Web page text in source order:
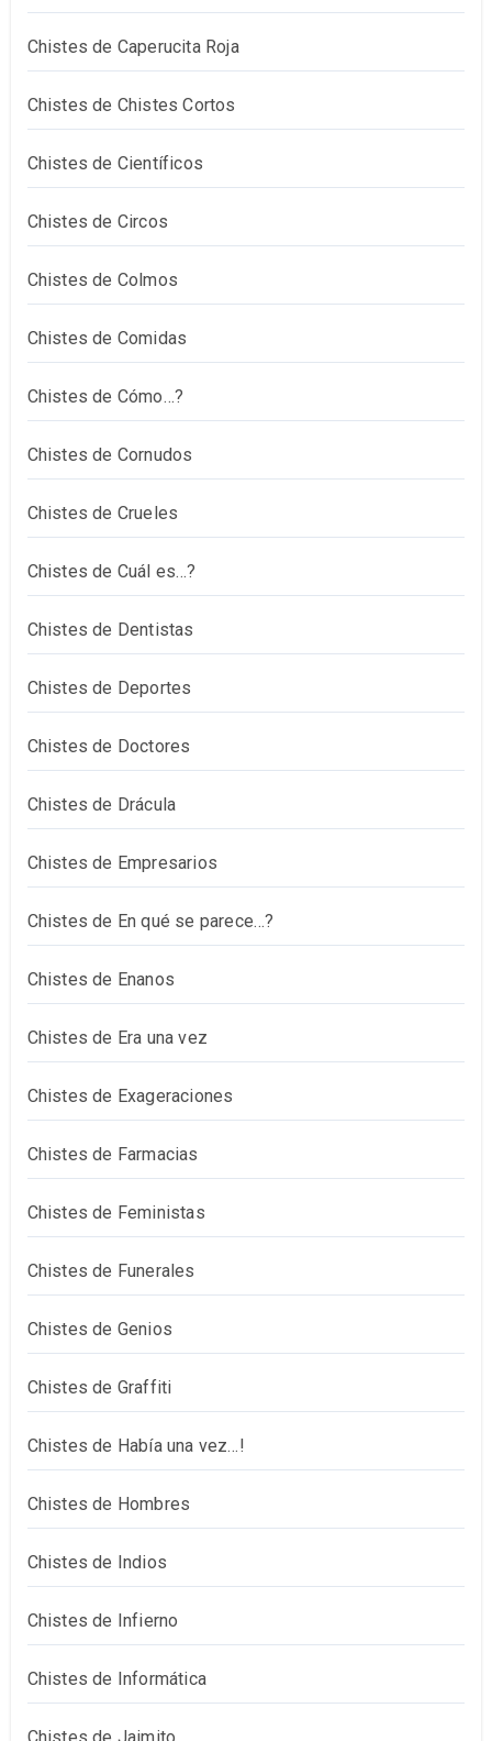
Chistes de Caperucita Roja
Chistes de Chistes Cortos
Chistes de Científicos
Chistes de Circos
Chistes de Colmos
Chistes de Comidas
Chistes de Cómo…?
Chistes de Cornudos
Chistes de Crueles
Chistes de Cuál es…?
Chistes de Dentistas
Chistes de Deportes
Chistes de Doctores
Chistes de Drácula
Chistes de Empresarios
Chistes de En qué se parece…?
Chistes de Enanos
Chistes de Era una vez
Chistes de Exageraciones
Chistes de Farmacias
Chistes de Feministas
Chistes de Funerales
Chistes de Genios
Chistes de Graffiti
Chistes de Había una vez…!
Chistes de Hombres
Chistes de Indios
Chistes de Infierno
Chistes de Informática
Chistes de Jaimito